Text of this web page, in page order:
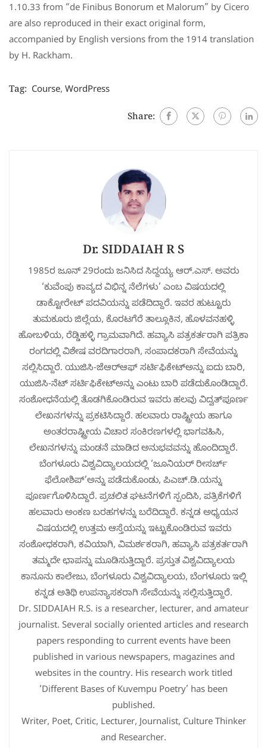
1.10.33 from “de Finibus Bonorum et Malorum” by Cicero
are also reproduced in their exact original form,
accompanied by English versions from the 1914 translation
by H. Rackham.
Tag: Course, WordPress
Share:
Dr. SIDDAIAH R S
1985ರ ಜೂನ್ 29ರಂದು ಜನಿಸಿದ ಸಿದ್ದಯ್ಯ ಆರ್.ಎಸ್. ಅವರು
‘ಕುವೆಂಪು ಕಾವ್ಯದ ವಿಭಿನ್ನ ನೆಲೆಗಳು’ ಎಂಬ ವಿಷಯದಲ್ಲಿ
ಡಾಕ್ಟೋರೇಟ್ ಪದವಿಯನ್ನು ಪಡೆದಿದ್ದಾರೆ. ಇವರ ಹುಟ್ಟೂರು
ತುಮಕೂರು ಜಿಲ್ಲೆಯ, ಕೊರಟಗೆರೆ ತಾಲ್ಲೂಕಿನ, ಹೊಳವನಹಳ್ಳಿ
ಹೋಬಳಿಯ, ರೆಡ್ಡಿಹಳ್ಳಿ ಗ್ರಾಮವಾಗಿದೆ. ಹವ್ಯಾಸಿ ಪತ್ರಕರ್ತರಾಗಿ ಪತ್ರಿಕಾ
ರಂಗದಲ್ಲಿ ವಿಶೇಷ ವರದಿಗಾರರಾಗಿ, ಸಂಪಾದಕರಾಗಿ ಸೇವೆಯನ್ನು
ಸಲ್ಲಿಸಿದ್ದಾರೆ. ಯುಜಿಸಿ-ಜೆಆರ್‌ಆಫ್ ಸರ್ಟಿಫಿಕೇಟ್‌ಅನ್ನು ಐದು ಬಾರಿ,
ಯುಜಿಸಿ-ನೆಟ್ ಸರ್ಟಿಫಿಕೇಟ್‌ಅನ್ನು ಎಂಟು ಬಾರಿ ಪಡೆದುಕೊಂಡಿದ್ದಾರೆ.
ಸಂಶೋಧನೆಯಲ್ಲಿ ತೊಡಗಿಕೊಂಡಿರುವ ಇವರು ಹಲವು ವಿದ್ವತ್‌ಪೂರ್ಣ
ಲೇಖನಗಳನ್ನು ಪ್ರಕಟಿಸಿದ್ದಾರೆ. ಹಲವಾರು ರಾಷ್ಟ್ರೀಯ ಹಾಗೂ
ಅಂತರರಾಷ್ಟ್ರೀಯ ವಿಚಾರ ಸಂಕಿರಣಗಳಲ್ಲಿ ಭಾಗವಹಿಸಿ,
ಲೇಖನಗಳನ್ನು ಮಂಡನೆ ಮಾಡಿದ ಅನುಭವವನ್ನು ಹೊಂದಿದ್ದಾರೆ.
ಬೆಂಗಳೂರು ವಿಶ್ವವಿದ್ಯಾಲಯದಲ್ಲಿ ‘ಜೂನಿಯರ್ ರೀಸರ್ಚ್
ಫೆಲೋಶಿಪ್’ಅನ್ನು ಪಡೆದುಕೊಂಡು, ಪಿಎಚ್.ಡಿ.ಯನ್ನು
ಪೂರ್ಣಗೊಳಿಸಿದ್ದಾರೆ. ಪ್ರಚಲಿತ ಘಟನೆಗಳಿಗೆ ಸ್ಪಂದಿಸಿ, ಪತ್ರಿಕೆಗಳಿಗೆ
ಹಲವಾರು ಅಂಕಣ ಬರಹಗಳನ್ನು ಬರೆದಿದ್ದಾರೆ. ಕನ್ನಡ ಅಧ್ಯಯನ
ವಿಷಯದಲ್ಲಿ ಉತ್ತಮ ಆಸ್ತೆಯನ್ನು ಇಟ್ಟುಕೊಂಡಿರುವ ಇವರು
ಸಂಶೋಧಕರಾಗಿ, ಕವಿಯಾಗಿ, ವಿಮರ್ಶಕರಾಗಿ, ಹವ್ಯಾಸಿ ಪತ್ರಕರ್ತರಾಗಿ
ತಮ್ಮದೇ ಛಾಪನ್ನು ಮೂಡಿಸುತ್ತಿದ್ದಾರೆ. ಪ್ರಸ್ತುತ ವಿಶ್ವವಿದ್ಯಾಲಯ
ಕಾನೂನು ಕಾಲೇಜು, ಬೆಂಗಳೂರು ವಿಶ್ವವಿದ್ಯಾಲಯ, ಬೆಂಗಳೂರು ಇಲ್ಲಿ
ಕನ್ನಡ ಅತಿಥಿ ಉಪನ್ಯಾಸಕರಾಗಿ ಸೇವೆಯನ್ನು ಸಲ್ಲಿಸುತ್ತಿದ್ದಾರೆ.
Dr. SIDDAIAH R.S. is a researcher, lecturer, and amateur
journalist. Several socially oriented articles and research
papers responding to current events have been
published in various newspapers, magazines and
websites in the country. His research work titled
‘Different Bases of Kuvempu Poetry’ has been
published.
Writer, Poet, Critic, Lecturer, Journalist, Culture Thinker
and Researcher.